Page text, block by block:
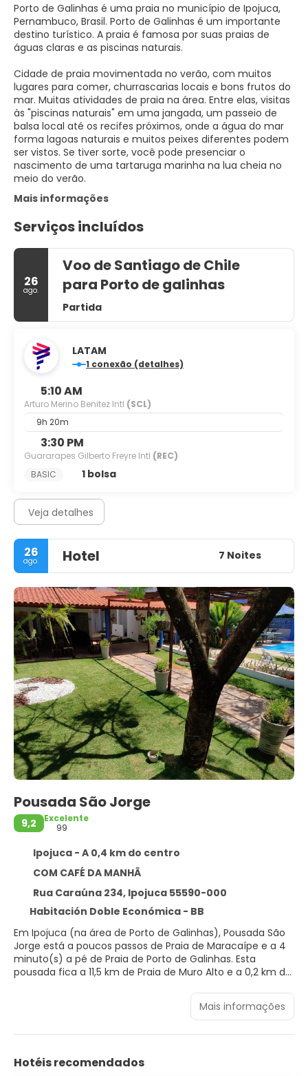
Porto de Galinhas é uma praia no município de Ipojuca,
Pernambuco, Brasil. Porto de Galinhas é um importante
destino turístico. A praia é famosa por suas praias de
águas claras e as piscinas naturais.
Cidade de praia movimentada no verão, com muitos
lugares para comer, churrascarias locais e bons frutos do
mar. Muitas atividades de praia na área. Entre elas, visitas
às "piscinas naturais" em uma jangada, um passeio de
balsa local até os recifes próximos, onde a água do mar
forma lagoas naturais e muitos peixes diferentes podem
ser vistos. Se tiver sorte, você pode presenciar o
nascimento de uma tartaruga marinha na lua cheia no
meio do verão.
Mais informações
Serviços incluídos
26
ago.
Voo de Santiago de Chile
para Porto de galinhas
Partida
LATAM
1 conexão (detalhes)
5:10 AM
Arturo Merino Benitez Intl (SCL)
9h 20m
3:30 PM
Guararapes Gilberto Freyre Intl (REC)
BASIC
1 bolsa
Veja detalhes
26
ago. Hotel 7 Noites
Pousada São Jorge
9,2
Excelente
99
Ipojuca - A 0,4 km do centro
COM CAFÉ DA MANHÃ
Rua Caraúna 234, Ipojuca 55590-000
Habitación Doble Económica - BB
Em Ipojuca (na área de Porto de Galinhas), Pousada São
Jorge está a poucos passos de Praia de Maracaípe e a 4
minuto(s) a pé de Praia de Porto de Galinhas. Esta
pousada fica a 11,5 km de Praia de Muro Alto e a 0,2 km de
Aproveite as opções de lazer, como uma piscina externa,
ou aprecie a vista em um terraço e um jardim.
condicionado e TVs LCD. A propriedade oferece Wi-Fi de
Mais informações
Hotéis recomendados